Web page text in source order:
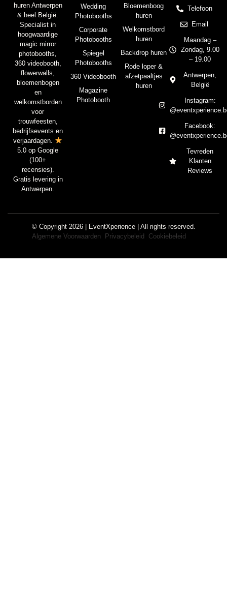
huren Antwerpen
& heel België.
Specialist in
hoogwaardige
magic mirror
photobooths,
360 videobooth,
flowerwalls,
bloemenbogen
en
welkomstborden
voor
trouwfeesten,
bedrijfsevents en
verjaardagen.
5.0 op Google
(100+
recensies).
Gratis levering in
Antwerpen.
Wedding
Photobooths
Corporate
Photobooths
Spiegel
Photobooths
360 Videobooth
Magazine
Photobooth
Bloemenboog
huren
Welkomstbord
huren
Backdrop huren
Rode loper &
afzetpaaltjes
huren
Telefoon
Email
Maandag –
Zondag, 9.00
– 19.00
Antwerpen,
België
Instagram:
Facebook:
Tevreden
Klanten
Reviews
© Copyright 2026 | EventXperience | All rights reserved.
Algemene Voorwaarden
Privacybeleid Cookiebeleid